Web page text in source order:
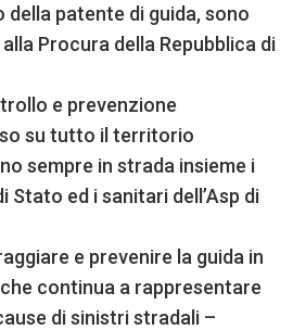
patente di guida, sono
Procura della Repubblica di
e prevenzione
su tutto il territorio
sempre in strada insieme i
Stato ed i sanitari dell’Asp di
e prevenire la guida in
continua a rappresentare
di sinistri stradali –